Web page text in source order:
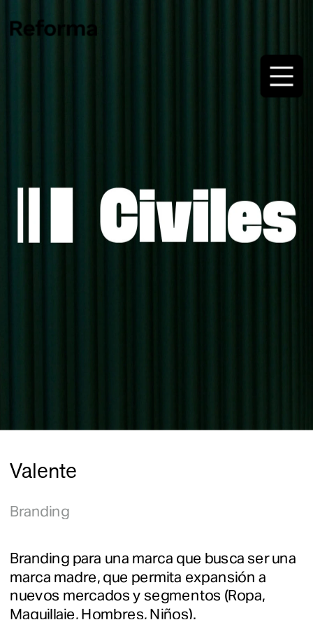
Valente
Branding
Branding para una marca que busca ser una
marca madre, que permita expansión a
nuevos mercados y segmentos (Ropa,
Maquillaje, Hombres, Niños).